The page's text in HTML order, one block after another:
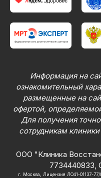
Информация на
ознакомительный
размещенные на
офертой,
Для получения
сотрудникам
ООО "Клиника
7734440833,
г. Москва, Лицензия ЛО41-01137-